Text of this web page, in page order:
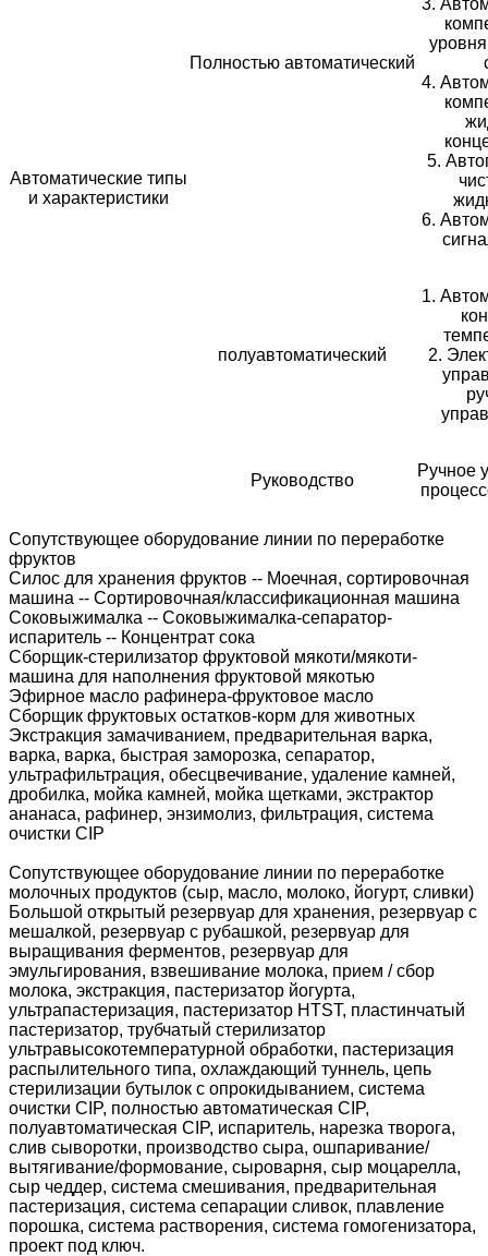
Автоматические типы
и характеристики
Полностью автоматический
3.
4.
5.
6.
полуавтоматический
1.
2.
Руководство
Ручное
Сопутствующее оборудование линии по переработке
фруктов
Силос для хранения фруктов -- Моечная, сортировочная
машина -- Сортировочная/классификационная машина
Соковыжималка -- Соковыжималка-сепаратор-
испаритель -- Концентрат сока
Сборщик-стерилизатор фруктовой мякоти/мякоти-
машина для наполнения фруктовой мякотью
Эфирное масло рафинера-фруктовое масло
Сборщик фруктовых остатков-корм для животных
Экстракция замачиванием, предварительная варка,
варка, варка, быстрая заморозка, сепаратор,
ультрафильтрация, обесцвечивание, удаление камней,
дробилка, мойка камней, мойка щетками, экстрактор
ананаса, рафинер, энзимолиз, фильтрация, система
очистки CIP
Сопутствующее оборудование линии по переработке
молочных продуктов (сыр, масло, молоко, йогурт, сливки)
Большой открытый резервуар для хранения, резервуар с
мешалкой, резервуар с рубашкой, резервуар для
выращивания ферментов, резервуар для
эмульгирования, взвешивание молока, прием / сбор
молока, экстракция, пастеризатор йогурта,
ультрапастеризация, пастеризатор HTST, пластинчатый
пастеризатор, трубчатый стерилизатор
ультравысокотемпературной обработки, пастеризация
распылительного типа, охлаждающий туннель, цепь
стерилизации бутылок с опрокидыванием, система
очистки CIP, полностью автоматическая CIP,
полуавтоматическая CIP, испаритель, нарезка творога,
слив сыворотки, производство сыра, ошпаривание/
вытягивание/формование, сыроварня, сыр моцарелла,
сыр чеддер, система смешивания, предварительная
пастеризация, система сепарации сливок, плавление
порошка, система растворения, система гомогенизатора,
проект под ключ.